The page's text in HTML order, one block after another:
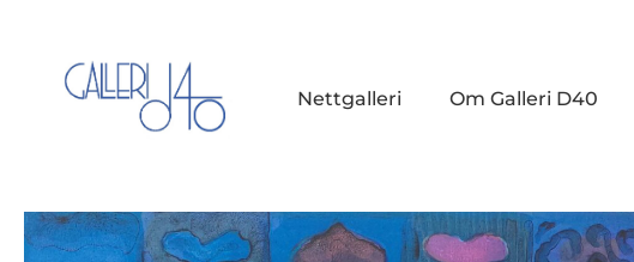
Nettgalleri Om Galleri D40